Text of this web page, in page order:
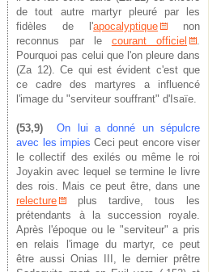
de tout autre martyr pleuré par les
fidèles de l'apocalyptique
non
reconnus par le courant officiel
.
Pourquoi pas celui que l'on pleure dans
(Za 12). Ce qui est évident c'est que
ce cadre des martyres a influencé
l'image du "serviteur souffrant" d'Isaïe.
(53,9) On lui a donné un sépulcre
avec les impiesCeci peut encore viser
le collectif des exilés ou même le roi
Joyakin avec lequel se termine le livre
des rois. Mais ce peut être, dans une
relecture
plus tardive, tous les
prétendants à la succession royale.
Après l'époque ou le "serviteur" a pris
en relais l'image du martyr, ce peut
être aussi Onias III, le dernier prêtre